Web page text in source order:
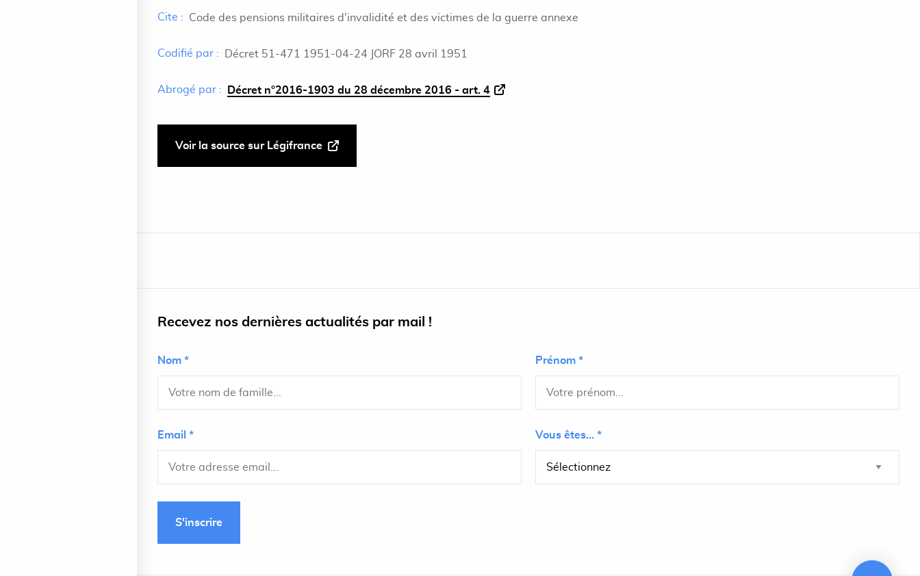
Cite : Code des pensions militaires d'invalidité et des victimes de la guerre annexe
Codifié par : Décret 51-471 1951-04-24 JORF 28 avril 1951
Abrogé par : Décret n°2016-1903 du 28 décembre 2016 - art. 4
Voir la source sur Légifrance
Recevez nos dernières actualités par mail !
Nom * Prénom *
Email * Vous êtes... *
S'inscrire